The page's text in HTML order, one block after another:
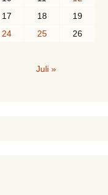
17 18
19
24 25
26
Juli »